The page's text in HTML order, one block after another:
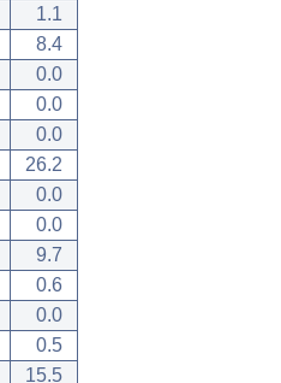
1.1
8.4
0.0
0.0
0.0
26.2
0.0
0.0
9.7
0.6
0.0
0.5
15.5